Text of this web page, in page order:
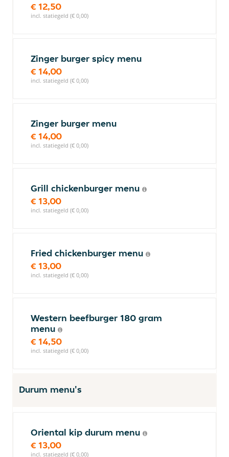
€ 12,50
incl. statiegeld (€ 0,00)
Zinger burger spicy menu
€ 14,00
incl. statiegeld (€ 0,00)
Zinger burger menu
€ 14,00
incl. statiegeld (€ 0,00)
Grill chickenburger menu
€ 13,00
incl. statiegeld (€ 0,00)
Fried chickenburger menu
€ 13,00
incl. statiegeld (€ 0,00)
Western beefburger 180 gram
menu
€ 14,50
incl. statiegeld (€ 0,00)
Durum menu's
Oriental kip durum menu
€ 13,00
incl. statiegeld (€ 0,00)